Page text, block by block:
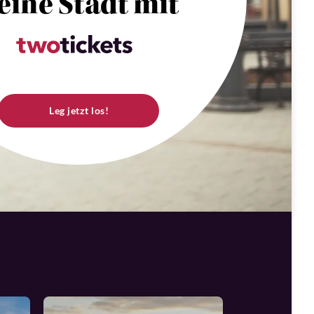
Stadt mit
Leg jetzt los!